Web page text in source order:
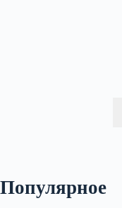
Популярное